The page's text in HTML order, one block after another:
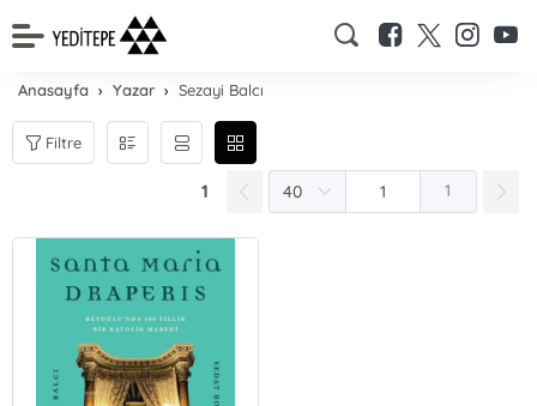
Anasayfa Yazar Sezayi Balcı
Filtre
1 1